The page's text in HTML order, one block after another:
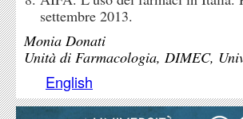
settembre 2013.
Monia Donati
Unità di Farmacologia, DIMEC,
English